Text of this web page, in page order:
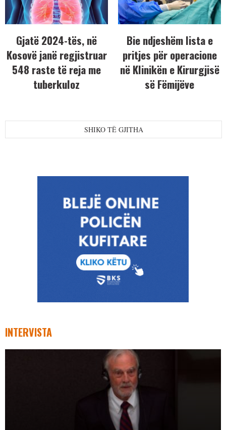
Gjatë 2024-tës, në
Kosovë janë regjistruar
548 raste të reja me
tuberkuloz
Bie ndjeshëm lista e
pritjes për operacione
në Klinikën e Kirurgjisë
së Fëmijëve
SHIKO TË GJITHA
INTERVISTA